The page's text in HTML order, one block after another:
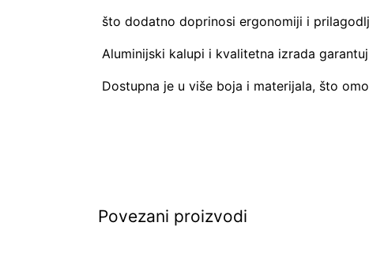
što dodatno doprinosi ergonomiji i
Aluminijski kalupi i kvalitetna izrada
Dostupna je u više boja i materijala, što
Povezani proizvodi